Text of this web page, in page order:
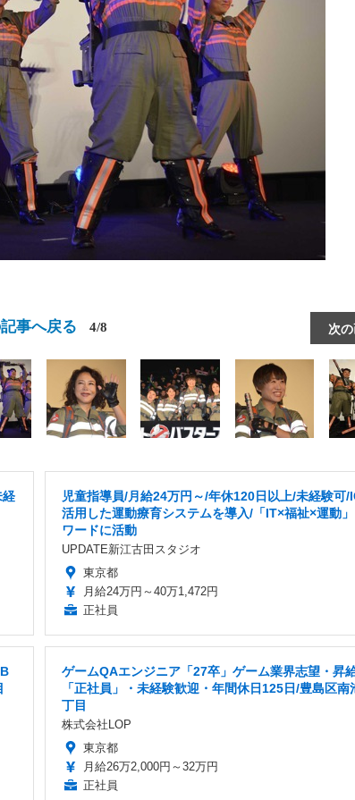
次の
記事へ戻る 4/8
経
児童指導員/月給24万円～/年休120日以上/未経験可/
活用した運動療育システムを導入/「IT×福祉×運動
ワードに活動
UPDATE新江古田スタジオ
東京都
月給24万円～40万1,472円
正社員
ゲームQAエンジニア「27卒」ゲーム業界志望・昇
「正社員」・未経験歓迎・年間休日125日/豊島区南
丁目
株式会社LOP
東京都
月給26万2,000円～32万円
正社員